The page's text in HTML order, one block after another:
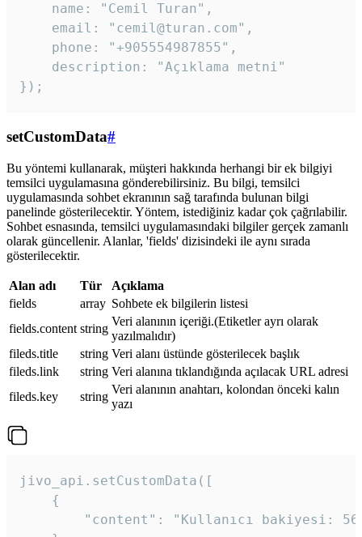
    name: "Cemil Turan",
    email: "cemil@turan.com",
    phone: "+905554987855",
    description: "Açıklama metni"
});
setCustomData#
Bu yöntemi kullanarak, müşteri hakkında herhangi bir ek bilgiyi
temsilci uygulamasına gönderebilirsiniz. Bu bilgi, temsilci
uygulamasında sohbet ekranının sağ tarafında bulunan bilgi
panelinde gösterilecektir. Yöntem, istediğiniz kadar çok çağrılabilir.
Sohbet esnasında, temsilci uygulamasındaki bilgiler gerçek zamanlı
olarak güncellenir. Alanlar, 'fields' dizisindeki ile aynı sırada
gösterilecektir.
Alan adı Tür
Açıklama
fields
array Sohbete ek bilgilerin listesi
fields.content string
Veri alanının içeriği.(Etiketler ayrı olarak
yazılmalıdır)
fileds.title
string Veri alanı üstünde gösterilecek başlık
fileds.link
string Veri alanına tıklandığında açılacak URL adresi
fileds.key
string
Veri alanının anahtarı, kolondan önceki kalın
yazı
jivo_api.setCustomData([
    {
"content": "Kullanıcı bakiyesi: